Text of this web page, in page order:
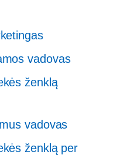
vadovas
ženklą
vadovas
ženklą per